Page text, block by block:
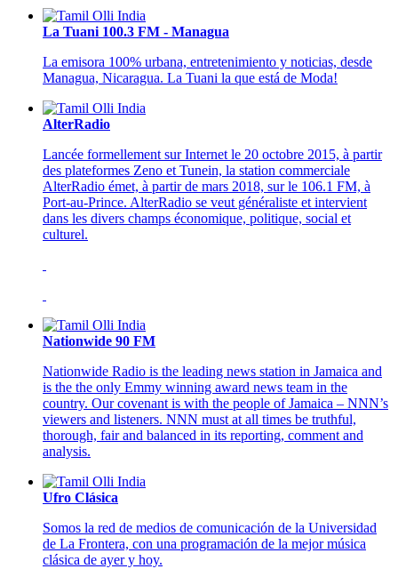
La Tuani 100.3 FM - Managua
La emisora 100% urbana, entretenimiento y noticias, desde
Managua, Nicaragua. La Tuani la que está de Moda!
AlterRadio
Lancée formellement sur Internet le 20 octobre 2015, à partir
des plateformes Zeno et Tunein, la station commerciale
AlterRadio émet, à partir de mars 2018, sur le 106.1 FM, à
Port-au-Prince. AlterRadio se veut généraliste et intervient
dans les divers champs économique, politique, social et
culturel.
Nationwide 90 FM
Nationwide Radio is the leading news station in Jamaica and
is the the only Emmy winning award news team in the
country. Our covenant is with the people of Jamaica – NNN’s
viewers and listeners. NNN must at all times be truthful,
thorough, fair and balanced in its reporting, comment and
analysis.
Ufro Clásica
Somos la red de medios de comunicación de la Universidad
de La Frontera, con una programación de la mejor música
clásica de ayer y hoy.